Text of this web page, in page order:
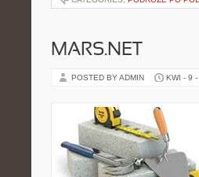
MARS.NET
POSTED BY ADMIN KWI - 9